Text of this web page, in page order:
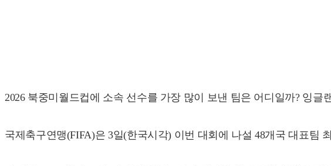
2026 북중미월드컵에 소속 선수를 가장 많이 보낸 팀은 어디일까? 잉
국제축구연맹(FIFA)은 3일(한국시각) 이번 대회에 나설 48개국 대표팀